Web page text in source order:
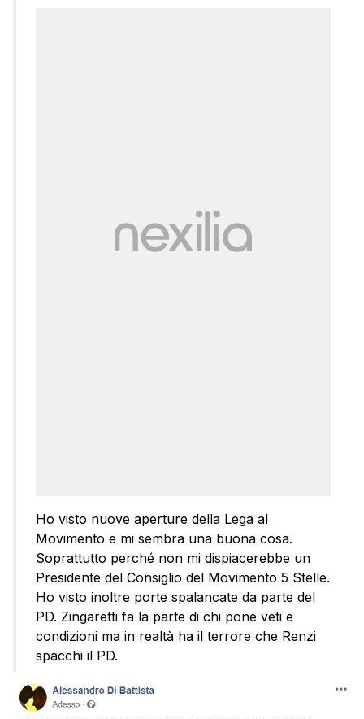
Ho visto nuove aperture della Lega al
Movimento e mi sembra una buona cosa.
Soprattutto perché non mi dispiacerebbe un
Presidente del Consiglio del Movimento 5 Stelle.
Ho visto inoltre porte spalancate da parte del
PD. Zingaretti fa la parte di chi pone veti e
condizioni ma in realtà ha il terrore che Renzi
spacchi il PD.